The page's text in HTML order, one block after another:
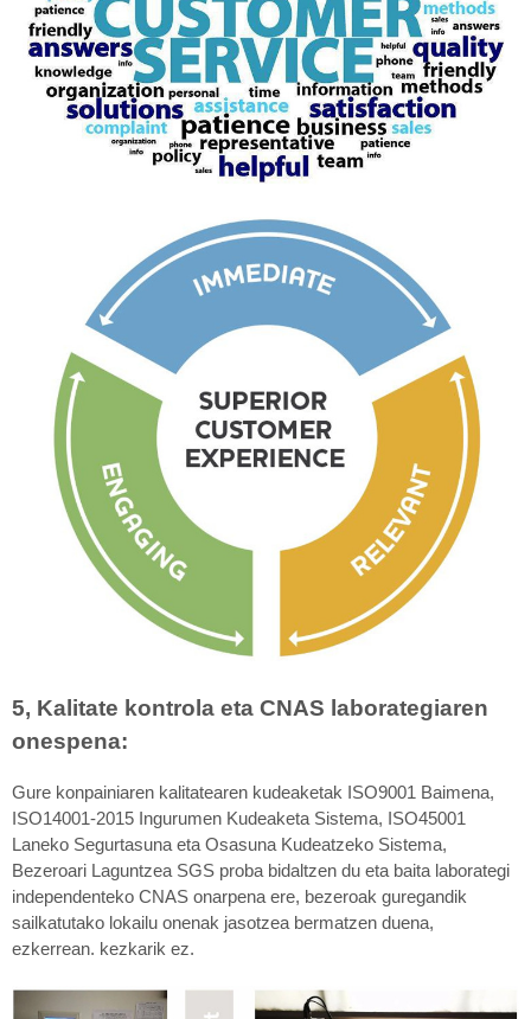
5, Kalitate kontrola eta CNAS laborategiaren
onespena:
Gure konpainiaren kalitatearen kudeaketak ISO9001 Baimena,
ISO14001-2015 Ingurumen Kudeaketa Sistema, ISO45001
Laneko Segurtasuna eta Osasuna Kudeatzeko Sistema,
Bezeroari Laguntzea SGS proba bidaltzen du eta baita laborategi
independenteko CNAS onarpena ere, bezeroak guregandik
sailkatutako lokailu onenak jasotzea bermatzen duena,
ezkerrean. kezkarik ez.